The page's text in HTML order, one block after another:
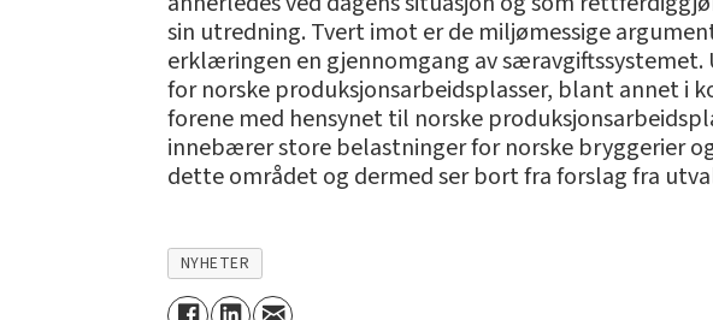
sin utredning. Tvert imot er de miljømessige
erklæringen en gjennomgang av
for norske produksjonsarbeidsplasser, blant annet i
forene med hensynet til norske
innebærer store belastninger for norske bryggerier
dette området og dermed ser bort fra forslag fra
NYHETER